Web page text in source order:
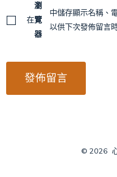
在
瀏
覽
器
中儲存顯示名稱、
以供下次發佈留言
© 2026